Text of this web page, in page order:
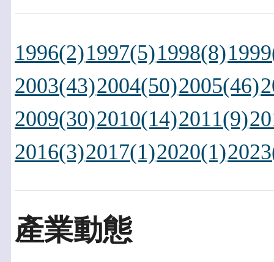
1996(2)1997(5)1998(8)
2003(43)2004(50)2005(46)
2009(30)2010(14)2011(9)
2016(3)2017(1)2020(1)
產業動態